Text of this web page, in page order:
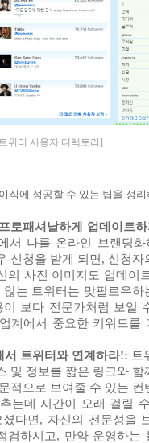
위터 사용자 디렉토리]
직에 성공할 수 있는 팁을 정
로패셔날하게 업데이트
서 나를 온라인 브랜딩화
신청을 받게 되면 , 신청자
의 사진 이미지도 업데이
는 트위터는 맞팔로우하
이 보다 전문가처럼 보일
계에서 중요한 키워드를
서 트위터와 연계하라!: 트
및 정보를 짧은 링크와 함
적으로 보여줄 수 있는 컨
는데 시간이 오래 걸릴
다면 , 자신의 전문성을
검하시고, 만약 운영하는